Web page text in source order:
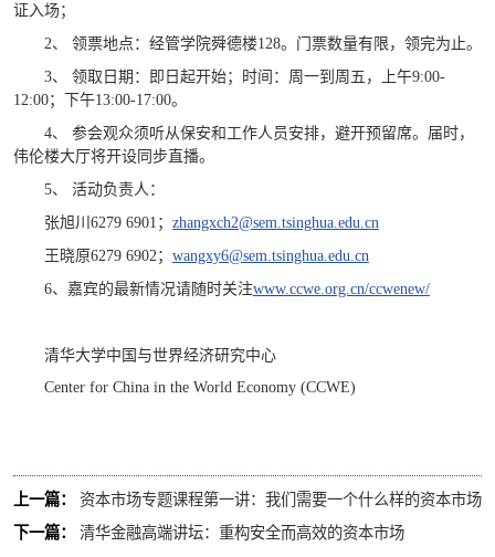
证入场；
2、 领票地点：经管学院舜德楼128。门票数量有限，领完为止。
3、 领取日期：即日起开始；时间：周一到周五，上午9:00-
12:00；下午13:00-17:00。
4、 参会观众须听从保安和工作人员安排，避开预留席。届时，
伟伦楼大厅将开设同步直播。
5、 活动负责人：
张旭川6279 6901； zhangxch2@sem.tsinghua.edu.cn
王晓原6279 6902； wangxy6@sem.tsinghua.edu.cn
6、嘉宾的最新情况请随时关注www.ccwe.org.cn/ccwenew/
清华大学中国与世界经济研究中心
Center for China in the World Economy (CCWE)
上一篇：
资本市场专题课程第一讲：我们需要一个什么样的资本市场
下一篇：
清华金融高端讲坛：重构安全而高效的资本市场